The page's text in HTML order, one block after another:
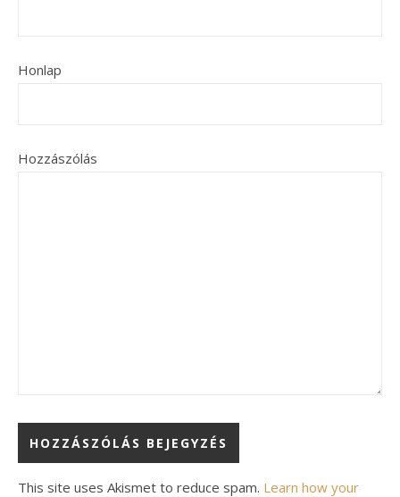
Honlap
Hozzászólás
Alternative:
This site uses Akismet to reduce spam. Learn how your